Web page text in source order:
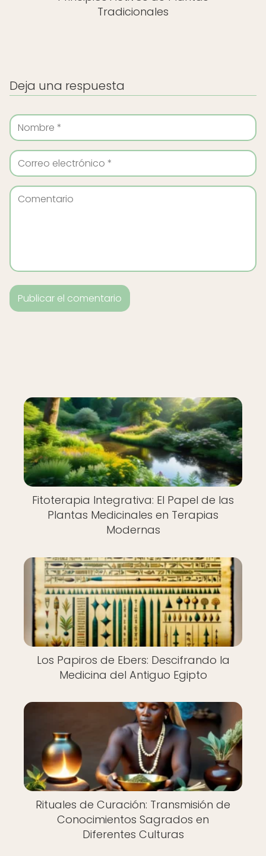
Tradicionales
Deja una respuesta
Fitoterapia Integrativa: El Papel de las
Plantas Medicinales en Terapias
Modernas
Los Papiros de Ebers: Descifrando la
Medicina del Antiguo Egipto
Rituales de Curación: Transmisión de
Conocimientos Sagrados en
Diferentes Culturas